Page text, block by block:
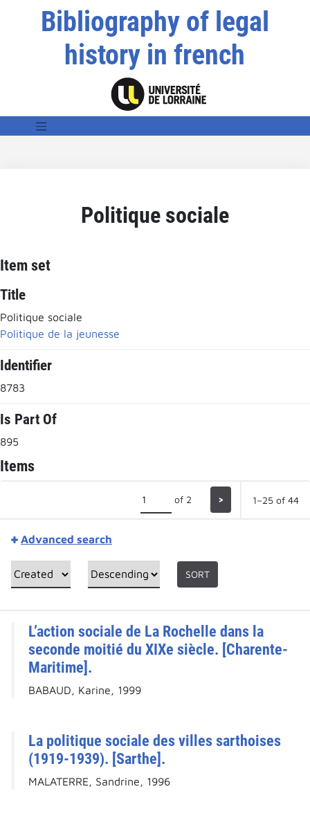
Bibliography of legal
history in french
Politique sociale
Item set
Title
Politique sociale
Politique de la jeunesse
Identifier
8783
Is Part Of
895
Items
of 2 > 1–25 of 44
Advanced search
SORT
L’action sociale de La Rochelle dans la
seconde moitié du XIXe siècle. [Charente-
Maritime].
BABAUD, Karine, 1999
La politique sociale des villes sarthoises
(1919-1939). [Sarthe].
MALATERRE, Sandrine, 1996